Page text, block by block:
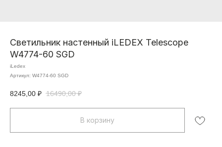
Светильник настенный iLEDEX Telescope
W4774-60 SGD
iLedex
Артикул: W4774-60 SGD
8245,00 ₽ 16490,00 ₽
В корзину